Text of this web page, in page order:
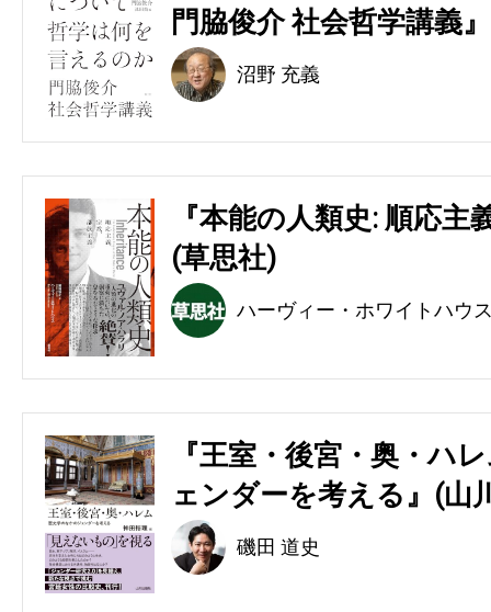
門脇俊介 社会哲学講義
沼野 充義
『本能の人類史: 順応
(草思社)
ハーヴィー・ホワイトハウ
『王室・後宮・奥・ハ
ェンダーを考える』(山
磯田 道史